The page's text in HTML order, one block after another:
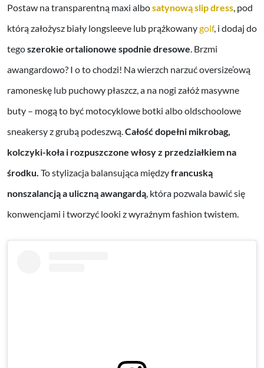
Postaw na transparentną maxi albosatynową slip dress, pod
którą założysz biały longsleeve lub prążkowanygolf, i dodaj do
tegoszerokie ortalionowe spodnie dresowe. Brzmi
awangardowo? I o to chodzi! Na wierzch narzuć oversize’ową
ramoneskę lub puchowy płaszcz, a na nogi załóż masywne
buty – mogą to być motocyklowe botki albo oldschoolowe
sneakersy z grubą podeszwą.Całość dopełni mikrobag,
kolczyki-koła i rozpuszczone włosy z przedziałkiem na
środku. To stylizacja balansująca międzyfrancuską
nonszalancją a uliczną awangardą, która pozwala bawić się
konwencjami i tworzyć looki z wyraźnym fashion twistem.